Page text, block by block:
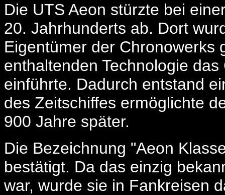
Die UTS Aeon stürzte bei
20. Jahrhunderts ab. Dort
Eigentümer der Chronowerks
enthaltenden Technologie
einführte. Dadurch entstand
des Zeitschiffes ermöglichte
900 Jahre später.
Die Bezeichnung "Aeon
bestätigt. Da das einzig
war, wurde sie in Fankreisen